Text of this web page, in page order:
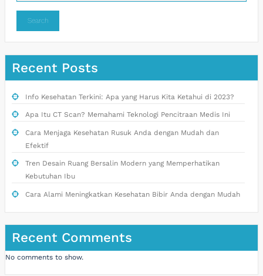
Search
Recent Posts
Info Kesehatan Terkini: Apa yang Harus Kita Ketahui di 2023?
Apa Itu CT Scan? Memahami Teknologi Pencitraan Medis Ini
Cara Menjaga Kesehatan Rusuk Anda dengan Mudah dan
Efektif
Tren Desain Ruang Bersalin Modern yang Memperhatikan
Kebutuhan Ibu
Cara Alami Meningkatkan Kesehatan Bibir Anda dengan Mudah
Recent Comments
No comments to show.